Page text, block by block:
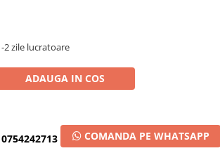
2 zile lucratoare
ADAUGA IN COS
0754242713 COMANDA PE WHATSAPP